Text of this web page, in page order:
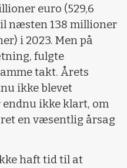
euro (529,6
næsten 138 millioner
i 2023. Men på
fulgte
takt. Årets
ikke blevet
ikke klart, om
en væsentlig årsag
haft tid til at